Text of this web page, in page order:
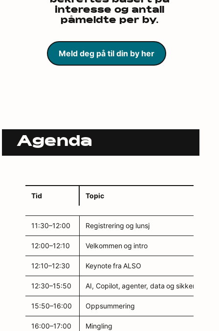
interesse og antall
påmeldte per by.
Meld deg på til din by her
Agenda
Tid Topic
11:30–12:00 Registrering og lunsj
12:00–12:10 Velkommen og intro
12:10–12:30 Keynote fra ALSO
12:30–15:50 AI, Copilot, agenter, data og sikkerhet
15:50–16:00 Oppsummering
16:00–17:00 Mingling